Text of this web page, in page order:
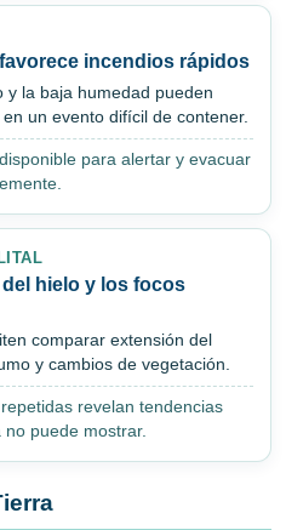
incendios rápidos
y la baja humedad pueden
un evento difícil de contener.
para alertar y evacuar
hielo y los focos
comparar extensión del
y cambios de vegetación.
revelan tendencias
puede mostrar.